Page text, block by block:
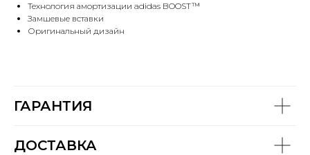
Технология амортизации adidas BOOST™
Замшевые вставки
Оригинальный дизайн
ГАРАНТИЯ
ДОСТАВКА